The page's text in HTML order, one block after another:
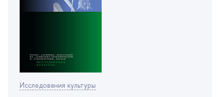
Исследования культуры